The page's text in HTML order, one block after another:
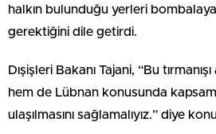
halkın bulunduğu yerleri
gerektiğini dile getirdi.
Dışişleri Bakanı Tajani, “Bu
hem de Lübnan konusunda
ulaşılmasını sağlamalıyız.” diye